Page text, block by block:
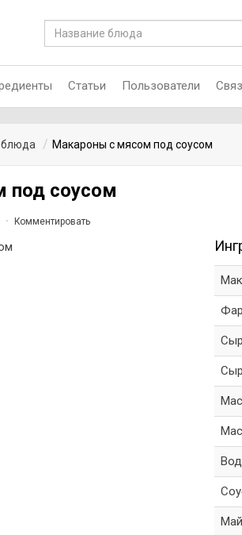
Статьи Пользователи
блюда Макароны с мясом под соусом
под соусом
Комментировать